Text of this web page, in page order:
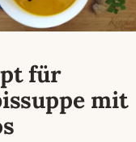
für
mit